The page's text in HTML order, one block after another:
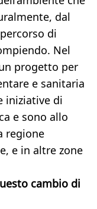
dal
di
Nel
progetto per
e sanitaria
iniziative di
e sono allo
regione
e in altre zone
cambio di